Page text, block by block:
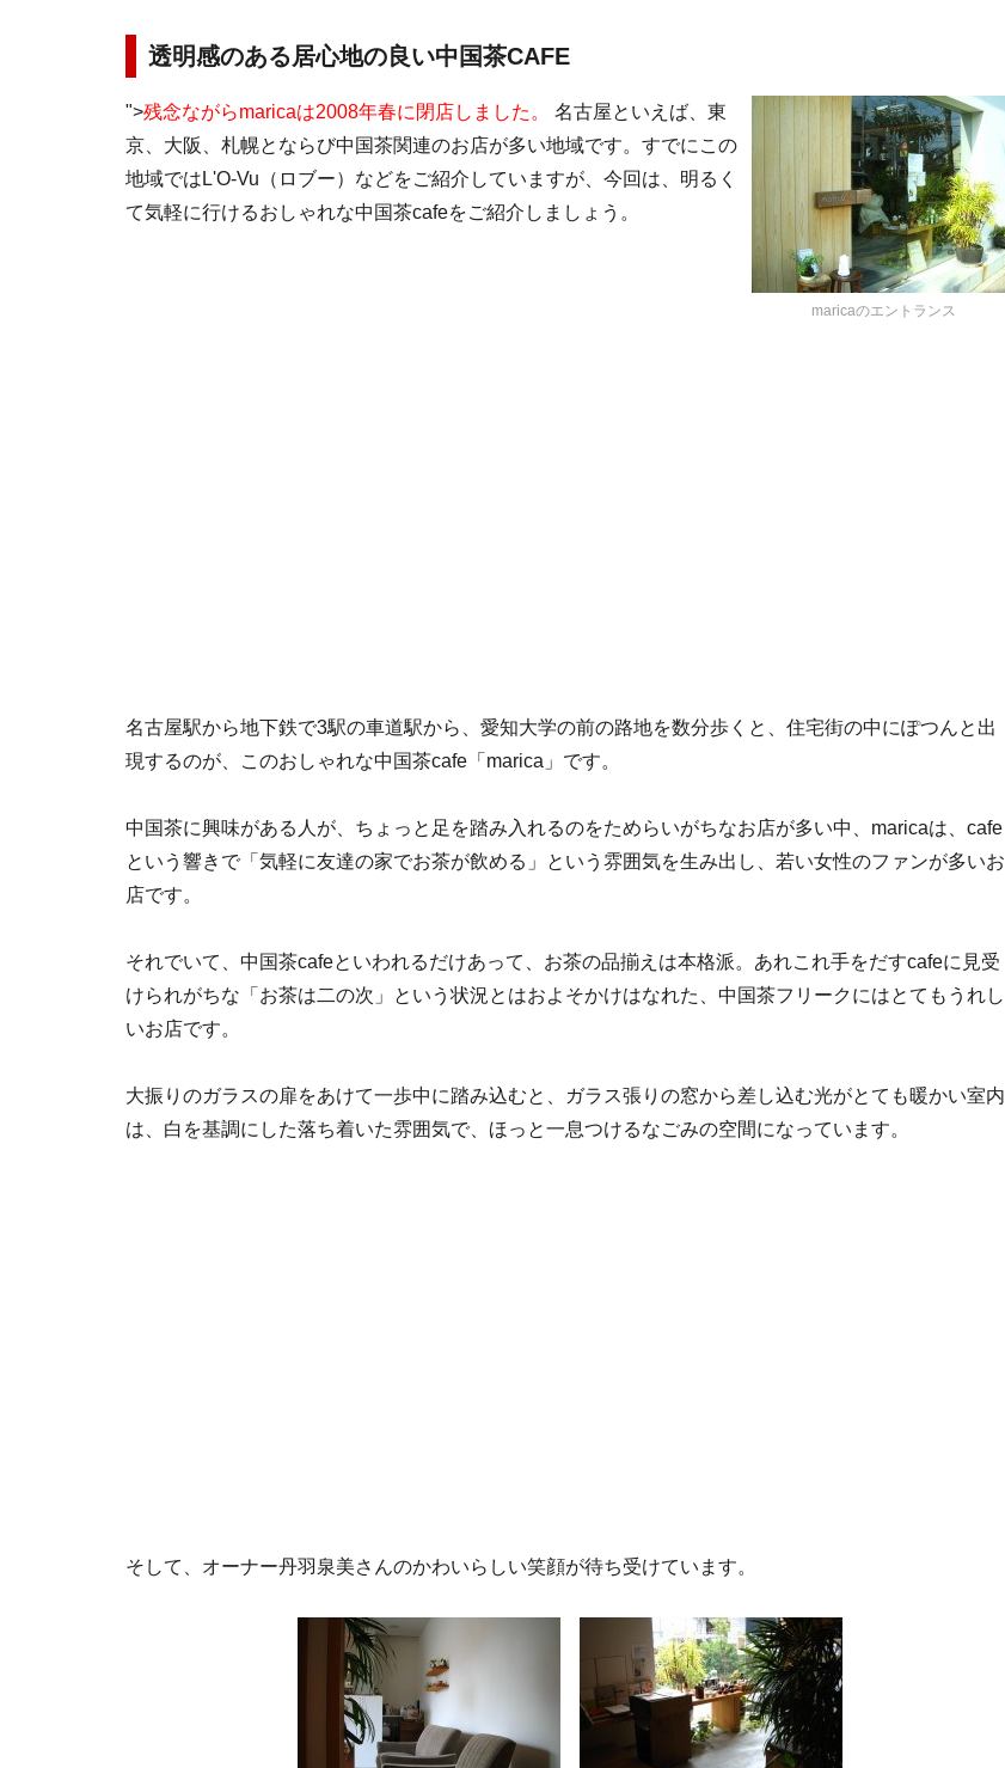
透明感のある居心地の良い中国茶CAFE
maricaのエントランス
">残念ながらmaricaは2008年春に閉店しました。
名古屋といえば、東
京、大阪、札幌とならび中国茶関連のお店が多い地域です。すでにこの
地域ではL'O-Vu（ロブー）などをご紹介していますが、今回は、明るく
て気軽に行けるおしゃれな中国茶cafeをご紹介しましょう。
名古屋駅から地下鉄で3駅の車道駅から、愛知大学の前の路地を数分歩くと、住宅街の中にぽつんと出
現するのが、このおしゃれな中国茶cafe「 marica 」です。
中国茶に興味がある人が、ちょっと足を踏み入れるのをためらいがちなお店が多い中、maricaは、cafe
という響きで「気軽に友達の家でお茶が飲める」という雰囲気を生み出し、若い女性のファンが多いお
店です。
それでいて、中国茶cafeといわれるだけあって、お茶の品揃えは本格派。あれこれ手をだすcafeに見受
けられがちな「お茶は二の次」という状況とはおよそかけはなれた、中国茶フリークにはとてもうれし
いお店です。
大振りのガラスの扉をあけて一歩中に踏み込むと、ガラス張りの窓から差し込む光がとても暖かい室内
は、白を基調にした落ち着いた雰囲気で、ほっと一息つけるなごみの空間になっています。
そして、オーナー丹羽泉美さんのかわいらしい笑顔が待ち受けています。